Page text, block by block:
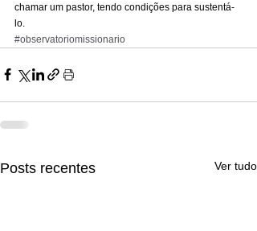
chamar um pastor, tendo condições para sustentá-
lo.
#observatoriomissionario
Posts recentes Ver tudo